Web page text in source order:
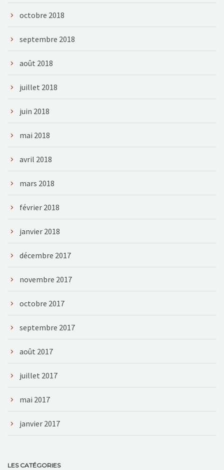
octobre 2018
septembre 2018
août 2018
juillet 2018
juin 2018
mai 2018
avril 2018
mars 2018
février 2018
janvier 2018
décembre 2017
novembre 2017
octobre 2017
septembre 2017
août 2017
juillet 2017
mai 2017
janvier 2017
LES CATÉGORIES